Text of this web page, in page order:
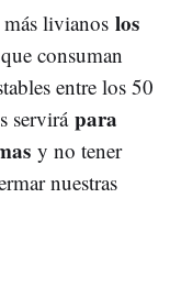
livianos los
consuman
entre los 50
servirá para
y no tener
nuestras